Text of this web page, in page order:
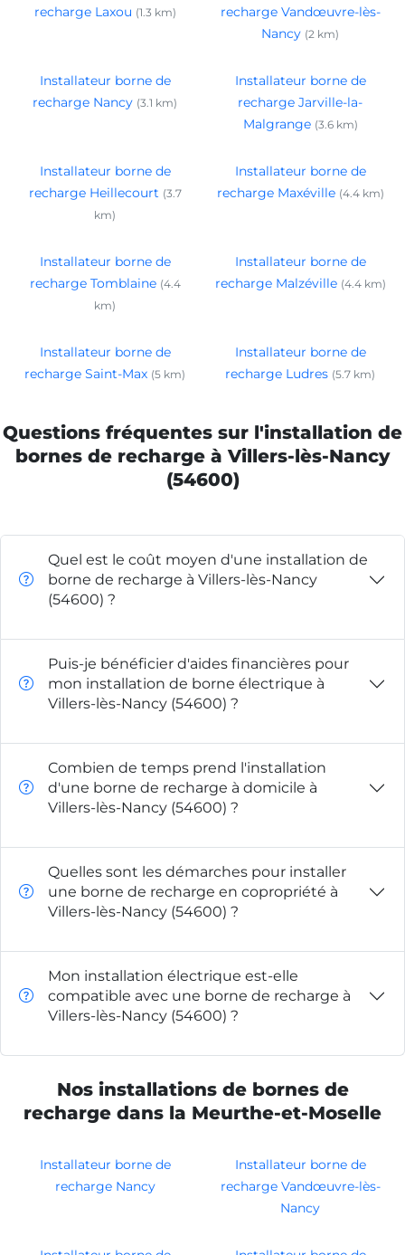
recharge Laxou (1.3 km)
recharge Vandœuvre-lès-
Nancy (2 km)
Installateur borne de
recharge Nancy (3.1 km)
Installateur borne de
recharge Jarville-la-
Malgrange (3.6 km)
Installateur borne de
recharge Heillecourt (3.7
km)
Installateur borne de
recharge Maxéville (4.4 km)
Installateur borne de
recharge Tomblaine (4.4
km)
Installateur borne de
recharge Malzéville (4.4 km)
Installateur borne de
recharge Saint-Max (5 km)
Installateur borne de
recharge Ludres (5.7 km)
Questions fréquentes sur l'installation de
bornes de recharge à Villers-lès-Nancy
(54600)
Quel est le coût moyen d'une installation de
borne de recharge à Villers-lès-Nancy
(54600) ?
Puis-je bénéficier d'aides financières pour
mon installation de borne électrique à
Villers-lès-Nancy (54600) ?
Combien de temps prend l'installation
d'une borne de recharge à domicile à
Villers-lès-Nancy (54600) ?
Quelles sont les démarches pour installer
une borne de recharge en copropriété à
Villers-lès-Nancy (54600) ?
Mon installation électrique est-elle
compatible avec une borne de recharge à
Villers-lès-Nancy (54600) ?
Nos installations de bornes de
recharge dans la Meurthe-et-Moselle
Installateur borne de
recharge Nancy
Installateur borne de
recharge Vandœuvre-lès-
Nancy